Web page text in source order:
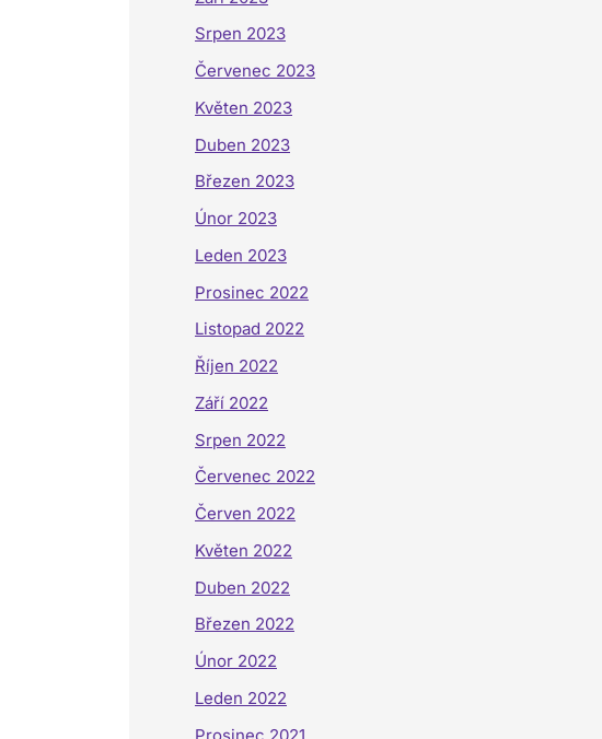
Srpen 2023
Červenec 2023
Květen 2023
Duben 2023
Březen 2023
Únor 2023
Leden 2023
Prosinec 2022
Listopad 2022
Říjen 2022
Září 2022
Srpen 2022
Červenec 2022
Červen 2022
Květen 2022
Duben 2022
Březen 2022
Únor 2022
Leden 2022
Prosinec 2021